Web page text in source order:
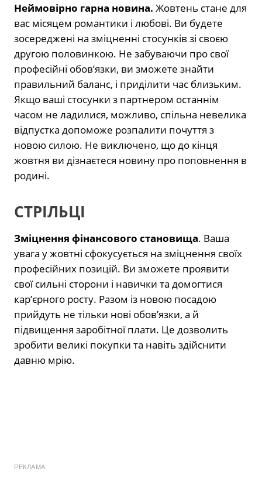
Неймовірно гарна новина. Жовтень стане для
вас місяцем романтики і любові. Ви будете
зосереджені на зміцненні стосунків зі своєю
другою половинкою. Не забуваючи про свої
професійні обов’язки, ви зможете знайти
правильний баланс, і приділити час близьким.
Якщо ваші стосунки з партнером останнім
часом не ладилися, можливо, спільна невелика
відпустка допоможе розпалити почуття з
новою силою. Не виключено, що до кінця
жовтня ви дізнаєтеся новину про поповнення в
родині.
СТРІЛЬЦІ
Зміцнення фінансового становища. Ваша
увага у жовтні сфокусується на зміцнення своїх
професійних позицій. Ви зможете проявити
свої сильні сторони і навички та домогтися
кар’єрного росту. Разом із новою посадою
прийдуть не тільки нові обов’язки, а й
підвищення заробітної плати. Це дозволить
зробити великі покупки та навіть здійснити
давню мрію.
РЕКЛАМА